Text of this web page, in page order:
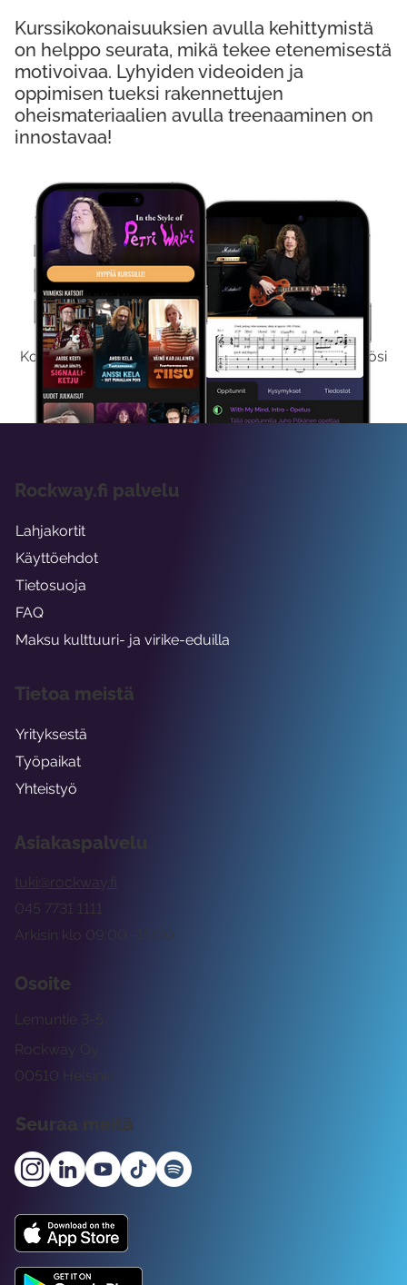
Kokeile Ilmaiseksi
Kokeilemalla ilmaiseksi saat koko sisältömme käyttöösi
viikon ajaksi.
Kurssikokonaisuuksien avulla kehittymistä
on helppo seurata, mikä tekee etenemisestä
motivoivaa. Lyhyiden videoiden ja
oppimisen tueksi rakennettujen
oheismateriaalien avulla treenaaminen on
innostavaa!
Asiakaspalvelu
tuki@rockway.fi
Arkisin klo 09:00 -15:00
045 7731 1111
Osoite
Rockway Oy
Lemuntie 3-5
00510 Helsinki
Seuraa meitä
Rockway.fi palvelu
Lahjakortit
Käyttöehdot
Tietosuoja
FAQ
Maksu kulttuuri- ja virike-eduilla
Tietoa meistä
Yrityksestä
Työpaikat
Yhteistyö